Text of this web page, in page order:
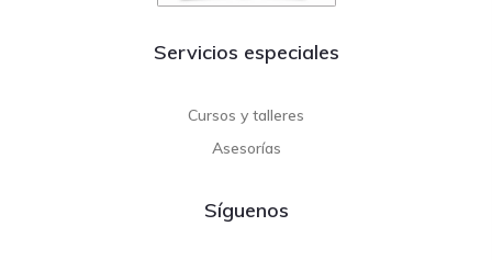
Servicios especiales
Cursos y talleres
Asesorías
Síguenos